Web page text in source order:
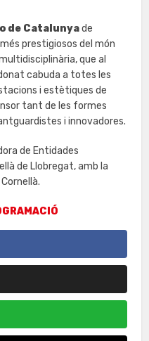
de Catalunyade
prestigiosos del món
que al
cabuda a totes les
i estètiques de
tant de les formes
i innovadores.
de Entidades
de Llobregat, amb la